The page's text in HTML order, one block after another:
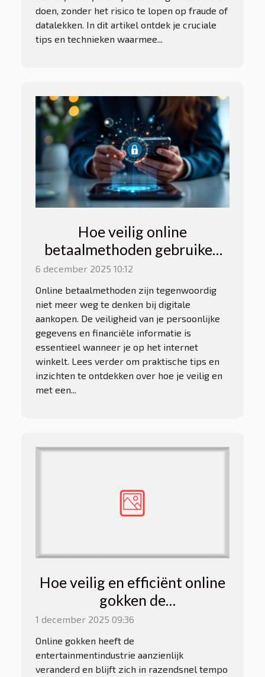
doen, zonder het risico te lopen op fraude of
datalekken. In dit artikel ontdek je cruciale
tips en technieken waarmee...
Hoe veilig online
betaalmethoden gebruiken
voor digitale aankopen?
6 december 2025 10:12
Online betaalmethoden zijn tegenwoordig
niet meer weg te denken bij digitale
aankopen. De veiligheid van je persoonlijke
gegevens en financiële informatie is
essentieel wanneer je op het internet
winkelt. Lees verder om praktische tips en
inzichten te ontdekken over hoe je veilig en
met een...
Hoe veilig en efficiënt online
gokken de
entertainmentindustrie
verandert?
1 december 2025 09:36
Online gokken heeft de
entertainmentindustrie aanzienlijk
veranderd en blijft zich in razendsnel tempo